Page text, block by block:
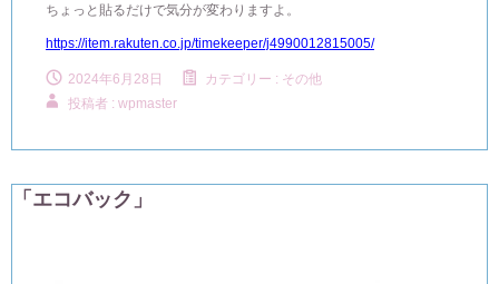
ちょっと貼るだけで気分が変わりますよ。
https://item.rakuten.co.jp/timekeeper/j4990012815005/
2024年6月28日 カテゴリー : その他
投稿者 : wpmaster
「エコバック」